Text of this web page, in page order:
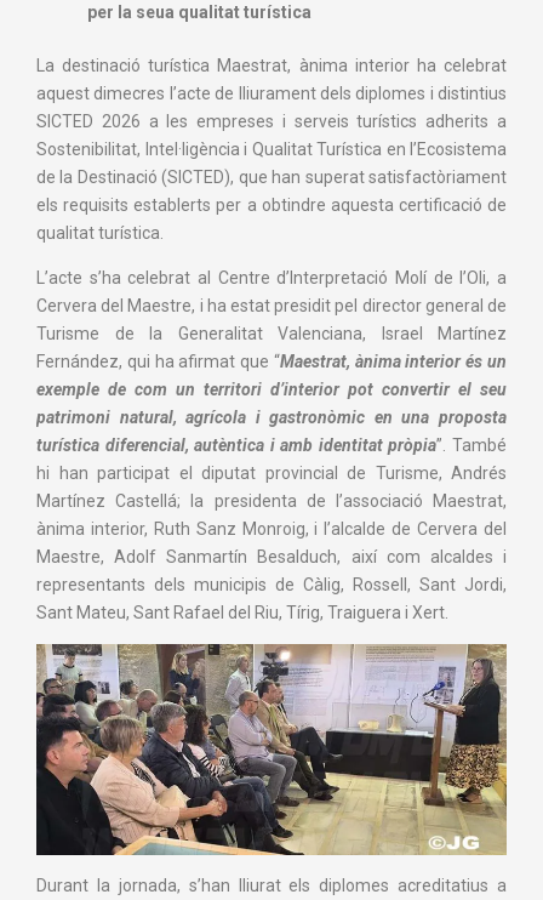
per la seua qualitat turística
La destinació turística Maestrat, ànima interior ha celebrat
aquest dimecres l’acte de lliurament dels diplomes i distintius
SICTED 2026 a les empreses i serveis turístics adherits a
Sostenibilitat, Intel·ligència i Qualitat Turística en l’Ecosistema
de la Destinació (SICTED), que han superat satisfactòriament
els requisits establerts per a obtindre aquesta certificació de
qualitat turística.
L’acte s’ha celebrat al Centre d’Interpretació Molí de l’Oli, a
Cervera del Maestre, i ha estat presidit pel director general de
Turisme de la Generalitat Valenciana, Israel Martínez
Fernández, qui ha afirmat que “Maestrat, ànima interior és un
exemple de com un territori d’interior pot convertir el seu
patrimoni natural, agrícola i gastronòmic en una proposta
turística diferencial, autèntica i amb identitat pròpia”. També
hi han participat el diputat provincial de Turisme, Andrés
Martínez Castellá; la presidenta de l’associació Maestrat,
ànima interior, Ruth Sanz Monroig, i l’alcalde de Cervera del
Maestre, Adolf Sanmartín Besalduch, així com alcaldes i
representants dels municipis de Càlig, Rossell, Sant Jordi,
Sant Mateu, Sant Rafael del Riu, Tírig, Traiguera i Xert.
Durant la jornada, s’han lliurat els diplomes acreditatius a